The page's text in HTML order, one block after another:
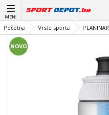
MENI
Početna Vrste sporta
NOVO